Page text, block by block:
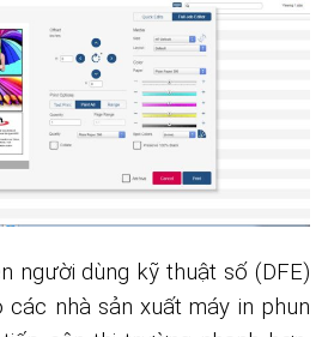
người dùng kỹ thuật số (DFE)
các nhà sản xuất máy in phun